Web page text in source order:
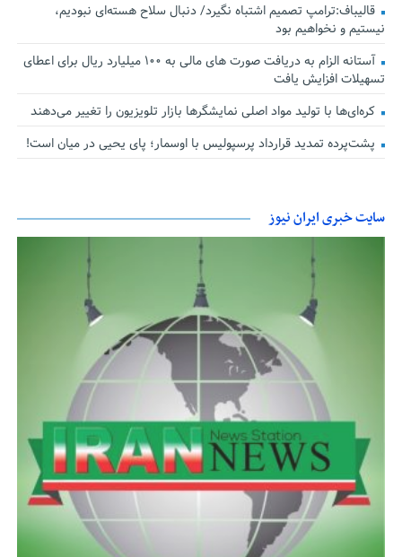
قالیباف:ترامپ تصمیم اشتباه نگیرد/ دنبال سلاح هسته‌ای نبودیم،
نیستیم و نخواهیم بود
آستانه الزام به دریافت صورت های مالی به ۱۰۰ میلیارد ریال برای اعطای
تسهیلات افزایش یافت
کره‌ای‌ها با تولید مواد اصلی نمایشگرها بازار تلویزیون را تغییر می‌دهند
پشت‌پرده تمدید قرارداد پرسپولیس با اوسمار؛ پای یحیی در میان است!
سایت خبری ایران نیوز